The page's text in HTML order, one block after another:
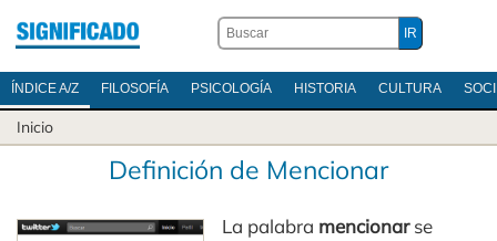
ÍNDICE A/Z FILOSOFÍA PSICOLOGÍA HISTORIA CULTURA
Inicio
Definición de Mencionar
La palabra mencionarse